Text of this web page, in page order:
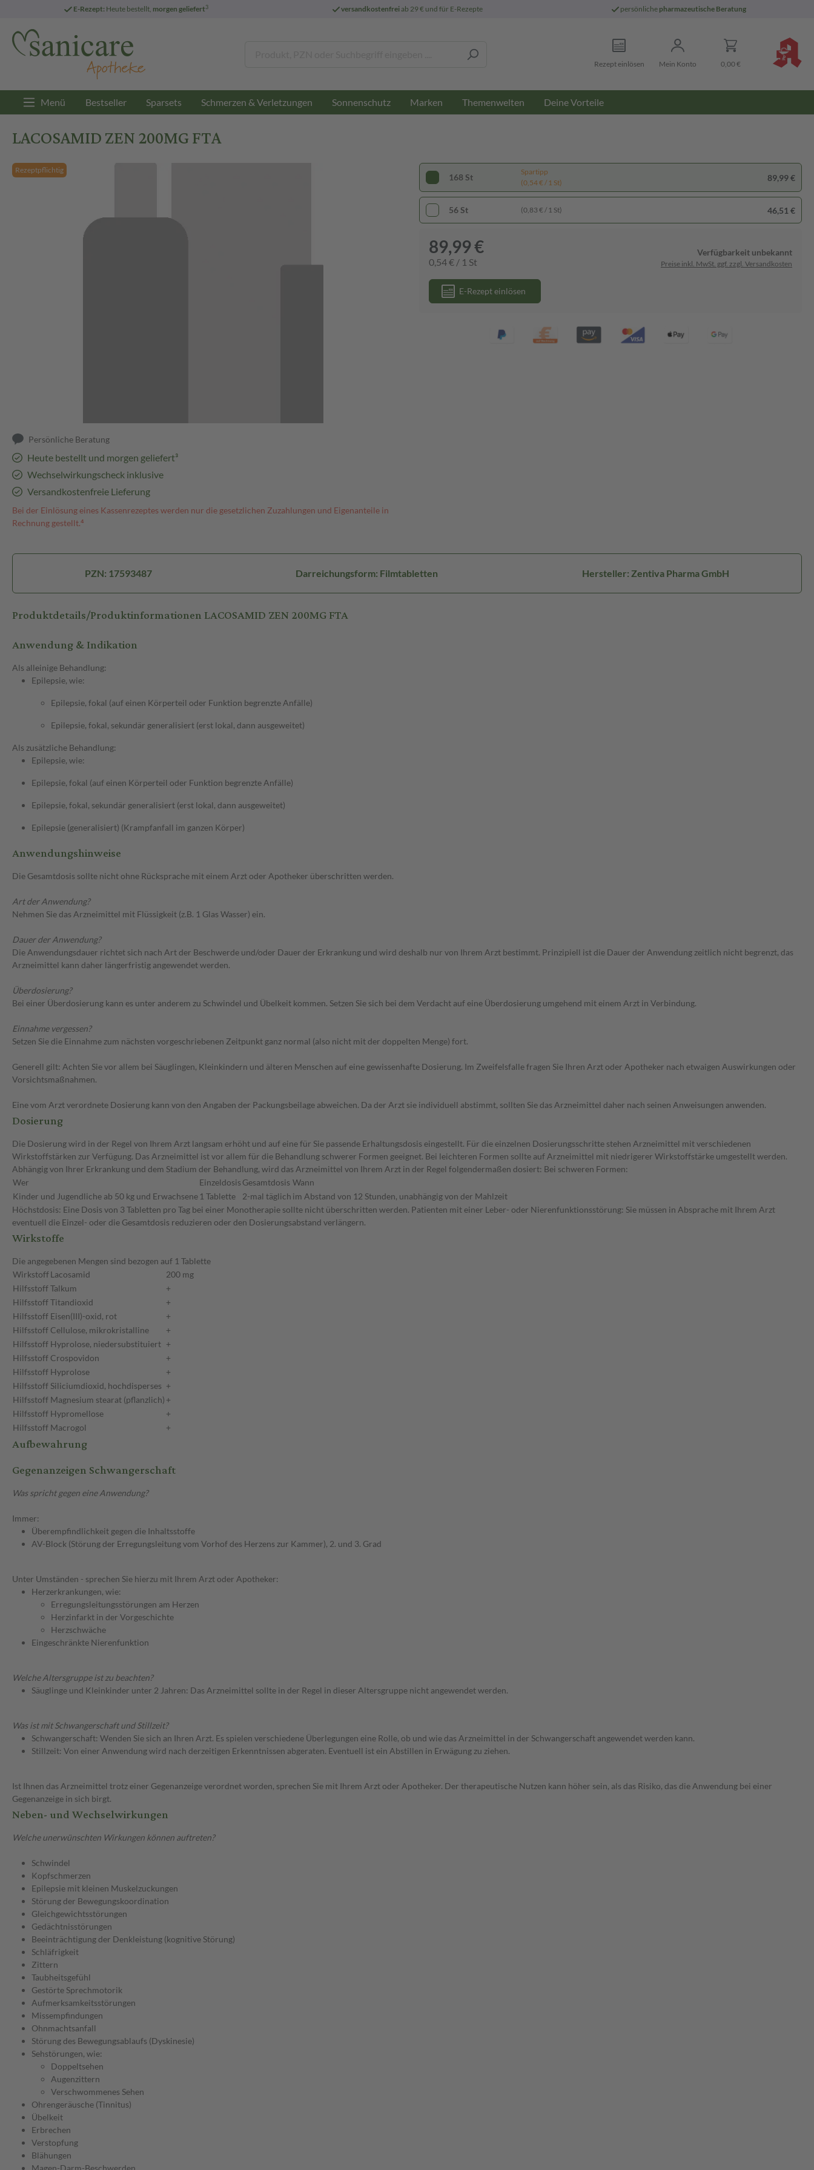
E-Rezept: Heute bestellt, morgen geliefert3 versandkostenfreiab 29 € und für E-Rezepte persönliche pharmazeutische Beratung
Rezept einlösen Mein Konto 0,00 €
Menü Bestseller Sparsets Schmerzen & Verletzungen Sonnenschutz Marken Themenwelten Deine Vorteile
LACOSAMID ZEN 200MG FTA
Rezeptpflichtig
Persönliche Beratung
Heute bestellt und morgen geliefert³
Wechselwirkungscheck inklusive
Versandkostenfreie Lieferung
Bei der Einlösung eines Kassenrezeptes werden nur die gesetzlichen Zuzahlungen und Eigenanteile in
Rechnung gestellt.⁴
168 St
Spartipp
(0,54 € / 1 St)
89,99 €
56 St (0,83 € / 1 St) 46,51 €
89,99 €
0,54 € / 1 St
Verfügbarkeit unbekannt
Preise inkl. MwSt. ggf. zzgl. Versandkosten
E-Rezept einlösen
PZN: 17593487 Darreichungsform: Filmtabletten Hersteller: Zentiva Pharma GmbH
Produktdetails/Produktinformationen LACOSAMID ZEN 200MG FTA
Anwendung & Indikation
Als alleinige Behandlung:
Epilepsie, wie:
Epilepsie, fokal (auf einen Körperteil oder Funktion begrenzte Anfälle)
Epilepsie, fokal, sekundär generalisiert (erst lokal, dann ausgeweitet)
Als zusätzliche Behandlung:
Epilepsie, wie:
Epilepsie, fokal (auf einen Körperteil oder Funktion begrenzte Anfälle)
Epilepsie, fokal, sekundär generalisiert (erst lokal, dann ausgeweitet)
Epilepsie (generalisiert) (Krampfanfall im ganzen Körper)
Anwendungshinweise
Die Gesamtdosis sollte nicht ohne Rücksprache mit einem Arzt oder Apotheker überschritten werden.
Art der Anwendung?
Nehmen Sie das Arzneimittel mit Flüssigkeit (z.B. 1 Glas Wasser) ein.
Dauer der Anwendung?
Die Anwendungsdauer richtet sich nach Art der Beschwerde und/oder Dauer der Erkrankung und wird deshalb nur von Ihrem Arzt bestimmt. Prinzipiell ist die Dauer der Anwendung zeitlich nicht begrenzt, das
Arzneimittel kann daher längerfristig angewendet werden.
Überdosierung?
Bei einer Überdosierung kann es unter anderem zu Schwindel und Übelkeit kommen. Setzen Sie sich bei dem Verdacht auf eine Überdosierung umgehend mit einem Arzt in Verbindung.
Einnahme vergessen?
Setzen Sie die Einnahme zum nächsten vorgeschriebenen Zeitpunkt ganz normal (also nicht mit der doppelten Menge) fort.
Generell gilt: Achten Sie vor allem bei Säuglingen, Kleinkindern und älteren Menschen auf eine gewissenhafte Dosierung. Im Zweifelsfalle fragen Sie Ihren Arzt oder Apotheker nach etwaigen Auswirkungen oder
Vorsichtsmaßnahmen.
Eine vom Arzt verordnete Dosierung kann von den Angaben der Packungsbeilage abweichen. Da der Arzt sie individuell abstimmt, sollten Sie das Arzneimittel daher nach seinen Anweisungen anwenden.
Dosierung
Die Dosierung wird in der Regel von Ihrem Arzt langsam erhöht und auf eine für Sie passende Erhaltungsdosis eingestellt. Für die einzelnen Dosierungsschritte stehen Arzneimittel mit verschiedenen
Wirkstoffstärken zur Verfügung. Das Arzneimittel ist vor allem für die Behandlung schwerer Formen geeignet. Bei leichteren Formen sollte auf Arzneimittel mit niedrigerer Wirkstoffstärke umgestellt werden.
Abhängig von Ihrer Erkrankung und dem Stadium der Behandlung, wird das Arzneimittel von Ihrem Arzt in der Regel folgendermaßen dosiert: Bei schweren Formen:
Wer
Einzeldosis Gesamtdosis Wann
Kinder und Jugendliche ab 50 kg und Erwachsene 1 Tablette 2-mal täglich im Abstand von 12 Stunden, unabhängig von der Mahlzeit
Höchstdosis: Eine Dosis von 3 Tabletten pro Tag bei einer Monotherapie sollte nicht überschritten werden. Patienten mit einer Leber- oder Nierenfunktionsstörung: Sie müssen in Absprache mit Ihrem Arzt
eventuell die Einzel- oder die Gesamtdosis reduzieren oder den Dosierungsabstand verlängern.
Wirkstoffe
Die angegebenen Mengen sind bezogen auf 1 Tablette
WirkstoffLacosamid
200 mg
HilfsstoffTalkum
+
HilfsstoffTitandioxid
+
Hilfsstoff Eisen(III)-oxid, rot
+
Hilfsstoff Cellulose, mikrokristalline
+
Hilfsstoff Hyprolose, niedersubstituiert +
Hilfsstoff Crospovidon
+
Hilfsstoff Hyprolose
+
Hilfsstoff Siliciumdioxid, hochdisperses +
Hilfsstoff Magnesium stearat (pflanzlich) +
Hilfsstoff Hypromellose
+
Hilfsstoff Macrogol +
Aufbewahrung
Gegenanzeigen Schwangerschaft
Was spricht gegen eine Anwendung?
Immer:
Überempfindlichkeit gegen die Inhaltsstoffe
AV-Block (Störung der Erregungsleitung vom Vorhof des Herzens zur Kammer), 2. und 3. Grad
Unter Umständen - sprechen Sie hierzu mit Ihrem Arzt oder Apotheker:
Herzerkrankungen, wie:
Erregungsleitungsstörungen am Herzen
Herzinfarkt in der Vorgeschichte
Herzschwäche
Eingeschränkte Nierenfunktion
Welche Altersgruppe ist zu beachten?
Säuglinge und Kleinkinder unter 2 Jahren: Das Arzneimittel sollte in der Regel in dieser Altersgruppe nicht angewendet werden.
Was ist mit Schwangerschaft und Stillzeit?
Schwangerschaft: Wenden Sie sich an Ihren Arzt. Es spielen verschiedene Überlegungen eine Rolle, ob und wie das Arzneimittel in der Schwangerschaft angewendet werden kann.
Stillzeit: Von einer Anwendung wird nach derzeitigen Erkenntnissen abgeraten. Eventuell ist ein Abstillen in Erwägung zu ziehen.
Ist Ihnen das Arzneimittel trotz einer Gegenanzeige verordnet worden, sprechen Sie mit Ihrem Arzt oder Apotheker. Der therapeutische Nutzen kann höher sein, als das Risiko, das die Anwendung bei einer
Gegenanzeige in sich birgt.
Neben- und Wechselwirkungen
Welche unerwünschten Wirkungen können auftreten?
Schwindel
Kopfschmerzen
Epilepsie mit kleinen Muskelzuckungen
Störung der Bewegungskoordination
Gleichgewichtsstörungen
Gedächtnisstörungen
Beeinträchtigung der Denkleistung (kognitive Störung)
Schläfrigkeit
Zittern
Taubheitsgefühl
Gestörte Sprechmotorik
Aufmerksamkeitsstörungen
Missempfindungen
Ohnmachtsanfall
Störung des Bewegungsablaufs (Dyskinesie)
Sehstörungen, wie:
Doppeltsehen
Augenzittern
Verschwommenes Sehen
Ohrengeräusche (Tinnitus)
Übelkeit
Erbrechen
Verstopfung
Blähungen
Magen-Darm-Beschwerden